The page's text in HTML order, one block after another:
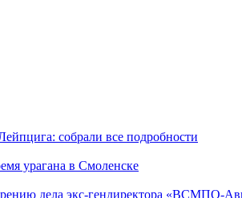
собрали все подробности
урагана в Смоленске
дела экс-гендиректора «ВСМПО-